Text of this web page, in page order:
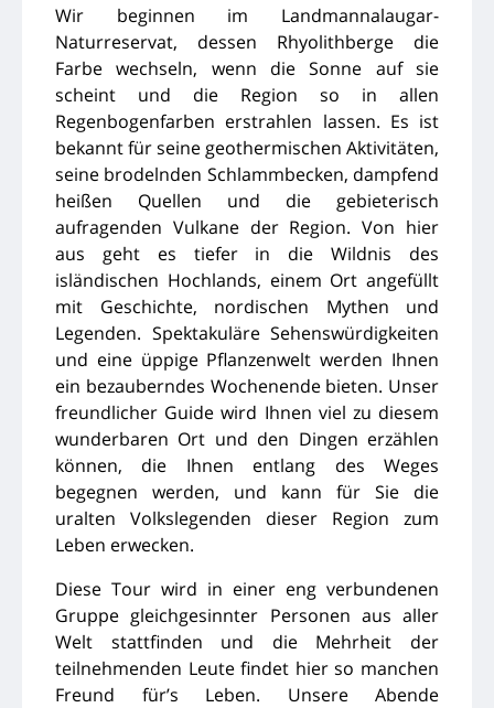
Wir beginnen im Landmannalaugar-
Naturreservat, dessen Rhyolithberge die
Farbe wechseln, wenn die Sonne auf sie
scheint und die Region so in allen
Regenbogenfarben erstrahlen lassen. Es ist
bekannt für seine geothermischen Aktivitäten,
seine brodelnden Schlammbecken, dampfend
heißen Quellen und die gebieterisch
aufragenden Vulkane der Region. Von hier
aus geht es tiefer in die Wildnis des
isländischen Hochlands, einem Ort angefüllt
mit Geschichte, nordischen Mythen und
Legenden. Spektakuläre Sehenswürdigkeiten
und eine üppige Pflanzenwelt werden Ihnen
ein bezauberndes Wochenende bieten. Unser
freundlicher Guide wird Ihnen viel zu diesem
wunderbaren Ort und den Dingen erzählen
können, die Ihnen entlang des Weges
begegnen werden, und kann für Sie die
uralten Volkslegenden dieser Region zum
Leben erwecken.
Diese Tour wird in einer eng verbundenen
Gruppe gleichgesinnter Personen aus aller
Welt stattfinden und die Mehrheit der
teilnehmenden Leute findet hier so manchen
Freund für’s Leben. Unsere Abende